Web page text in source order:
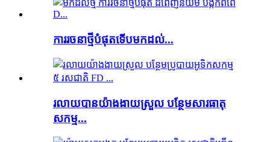
ការរចនាថ្មីបំផុតទើបមកដល់...
រលាយបានយ៉ាងងាយស្រួល បន្ថែមសារធាតុ
សកម្ម...